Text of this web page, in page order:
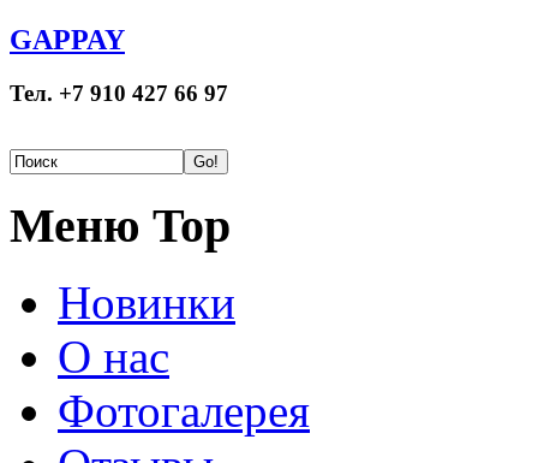
GAPPAY
Тел. +7 910 427 66 97
Меню Top
Новинки
О нас
Фотогалерея